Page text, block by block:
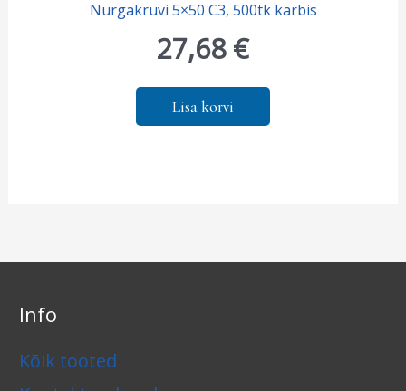
Nurgakruvi 5×50 C3, 500tk karbis
27,68€
Lisa korvi
Info
Kõik tooted